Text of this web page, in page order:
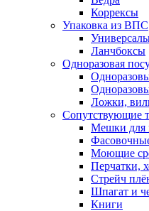
Коррексы
Упаковка из ВПС
Ланчбоксы
Одноразовая
Ложки,
Сопутствующие
Мешки для
Моющие
Перчатки,
Стрейч
Шпагат и
Книги